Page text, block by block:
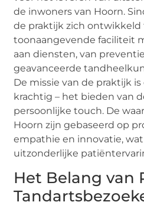
de inwoners van Hoorn.
de praktijk zich ontwikkeld
toonaangevende faciliteit
aan diensten, van
geavanceerde
De missie van de praktijk
krachtig – het bieden van
persoonlijke touch. De
Hoorn zijn gebaseerd op
empathie en innovatie,
uitzonderlijke
Het Belang van